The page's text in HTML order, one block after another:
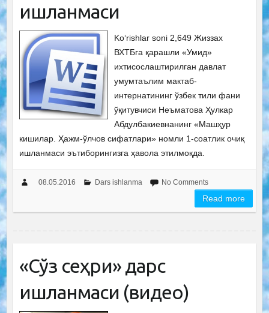
ишланмаси
Ko‘rishlar soni 2,649 Жиззах
ВХТБга қарашли «Умид»
ихтисослаштирилган давлат
умумтаълим мактаб-
интернатининг ўзбек тили фани
ўқитувчиси Неъматова Ҳулкар
Абдулбакиевнанинг «Машҳур
кишилар. Ҳажм-ўлчов сифатлари» номли 1-соатлик очиқ
ишланмаси эътиборингизга ҳавола этилмоқда.
08.05.2016 Dars ishlanma No Comments
Read more
«Сўз сеҳри» дарс
ишланмаси (видео)